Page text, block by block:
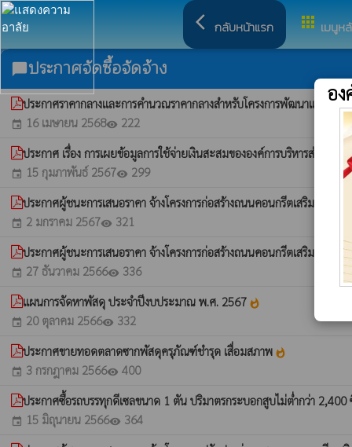
arrow_back_ios กลับหน้าแรก apps เมนูห
chat_bubbleประกาศจัดซื้อจัดจ้าง
ประกาศราคากลางและการคำนวณราคากลางสำหรับโครงการพัฒนาแหล่ง
event 16 เมษายน 2568visibility 222
ประกาศ เรื่อง การเผยข้อมูลการใช้จ่ายเงินสะสมขององค์การบริหารส่วนตำ
event 15 กุมภาพันธ์ 2567visibility 299
ประกาศผู้ชนะการเสนอราคา จ้างโครงการก่อสร้างถนนคอนกรีตเสริมเหล็กส
event 2 มกราคม 2567visibility 321
ประกาศผู้ชนะการเสนอราคา จ้างโครงการก่อสร้างถนนคอนกรีตเสริมเหล็ก
event 27 ธันวาคม 2566visibility 336
แผนการจัดหาพัสดุ ประจำปีงบประมาณ พ.ศ. 2567 whatshot
event 20 ตุลาคม 2566visibility 332
ประกาศขายทอดตลาดซากพัสดุครุภัณฑ์ชำรุด เสื่อมสภาพ whatshot
event 3 กรกฎาคม 2566visibility 400
ประกาศซื้อรถบรรทุกดีเซลขนาด 1 ตัน ปริมาตรกระบอกสูบไม่ต่ำกว่า
event 15 มิถุนายน 2566visibility 364
อ